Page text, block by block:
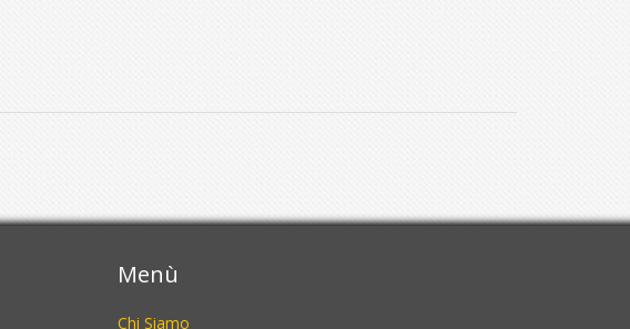
Menù
Chi Siamo